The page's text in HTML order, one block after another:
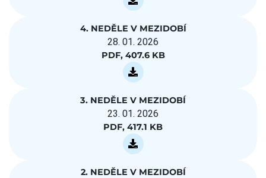
4. NEDĚLE V MEZIDOBÍ
28. 01. 2026
PDF, 407.6 KB
3. NEDĚLE V MEZIDOBÍ
23. 01. 2026
PDF, 417.1 KB
2. NEDĚLE V MEZIDOBÍ